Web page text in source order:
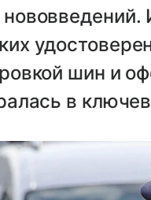
шин и
в